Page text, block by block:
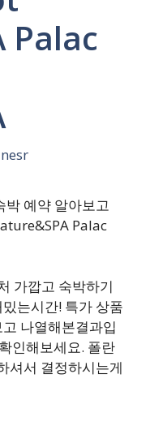
Palac
박 예약 알아보고
Palac
가깝고 숙박하기
는시간! 특가 상품
나열해본결과입
인해보세요. 폴란
셔서 결정하시는게